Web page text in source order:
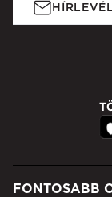
FONTOSABB